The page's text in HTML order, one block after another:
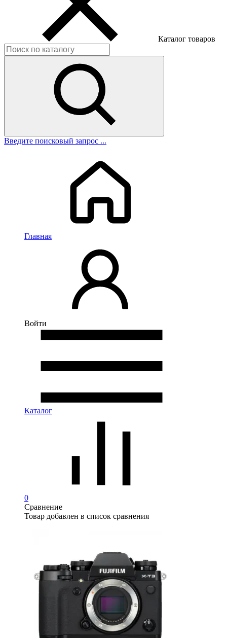
Каталог товаров
Введите поисковый запрос ...
Главная
Войти
Каталог
0
Сравнение
Товар добавлен в список сравнения